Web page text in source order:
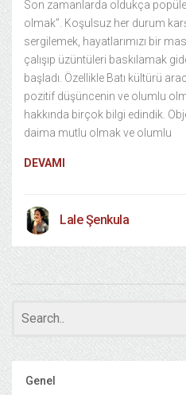
Son zamanlarda oldukça
olmak”. Koşulsuz her durum
sergilemek, hayatlarımızı bir
çalışıp üzüntüleri baskılamak
başladı. Özellikle Batı kültürü
pozitif düşüncenin ve olumlu
hakkında birçok bilgi edindik.
daima mutlu olmak ve olumlu
DEVAMI
Lale Şenkula
Genel